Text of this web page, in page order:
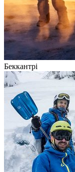
Беккантрі